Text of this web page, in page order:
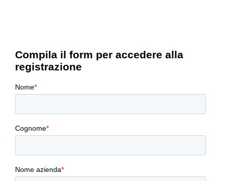
valutazione dell’impatto ambientale dei
componenti oggetto di studio.
Esploreremo il tool Ansys Granta e la
sempre più complesso anche per la
presenza di direttive puntuali e stringenti in
Unisciti a noi per scoprire come accelerare